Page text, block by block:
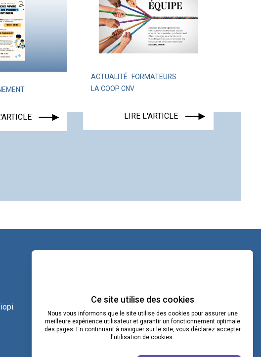
FORMATEURS
LA COOP CNV
LIRE L'ARTICLE LIRE L'ARTICLE
La page Linkedin de La Coop CNV
Notre chaîne Webikeo
Ce site utilise des cookies
Nous vous informons que le site utilise des cookies pour assurer une
meilleure expérience utilisateur et garantir un fonctionnement optimale
des pages. En continuant à naviguer sur le site, vous déclarez accepter
l'utilisation de cookies.